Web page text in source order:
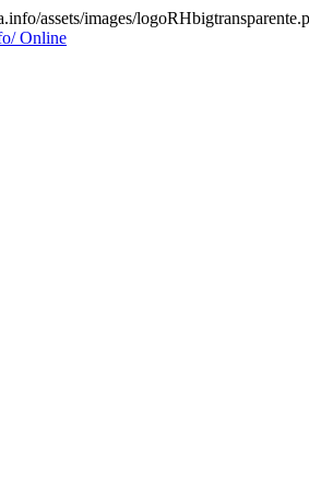
assets/images/
Online